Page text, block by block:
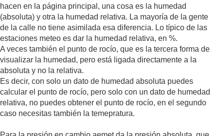
hacen en la página principal, una cosa es la humedad
(absoluta) y otra la humedad relativa. La mayoría de la gente
de la calle no tiene asimilada esa diferencia. Lo típico de las
estaciones meteo es dar la humedad relativa, en %.
A veces también el punto de rocío, que es la tercera forma de
visualizar la humedad, pero está ligada directamente a la
absoluta y no la relativa.
Es decir, con solo un dato de humedad absoluta puedes
calcular el punto de rocío, pero solo con un dato de humedad
relativa, no puedes obtener el punto de rocío, en el segundo
caso necesitas también la temepratura.